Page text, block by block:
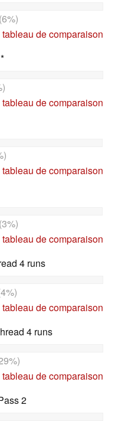
(6%)
de comparaison
de comparaison
de comparaison
(3%)
de comparaison
4 runs
de comparaison
4 runs
de comparaison
2